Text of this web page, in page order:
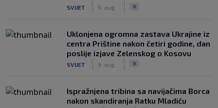
SVIJET 9. aug. 0
Uklonjena ogromna zastava Ukrajine iz
centra Prištine nakon četiri godine, dan
poslije izjave Zelenskog o Kosovu
SVIJET 9. aug. 0
Ispražnjena tribina sa navijačima Borca
nakon skandiranja Ratku Mladiću